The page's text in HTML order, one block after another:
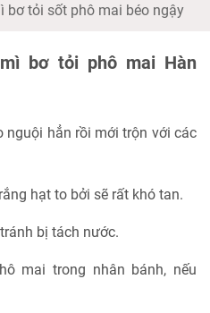
bơ tỏi sốt phô mai béo ngậy
bơ tỏi phô mai Hàn
nguội hẳn rồi mới trộn với các
hạt to bởi sẽ rất khó tan.
bị tách nước.
mai trong nhân bánh, nếu